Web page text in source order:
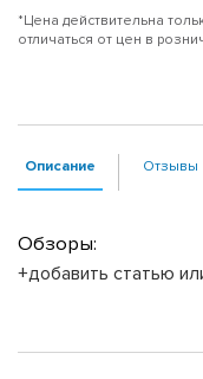
*Цена действительна
отличаться от цен в
Описание Отзывы
Обзоры:
+добавить статью